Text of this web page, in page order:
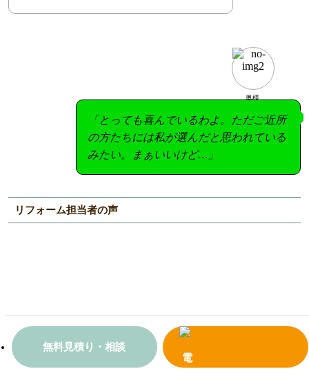
無料見積り・相談
奥様
「とっても喜んでいるわよ。ただご近所
の方たちには私が選んだと思われている
みたい。まぁいいけど…」
リフォーム担当者の声